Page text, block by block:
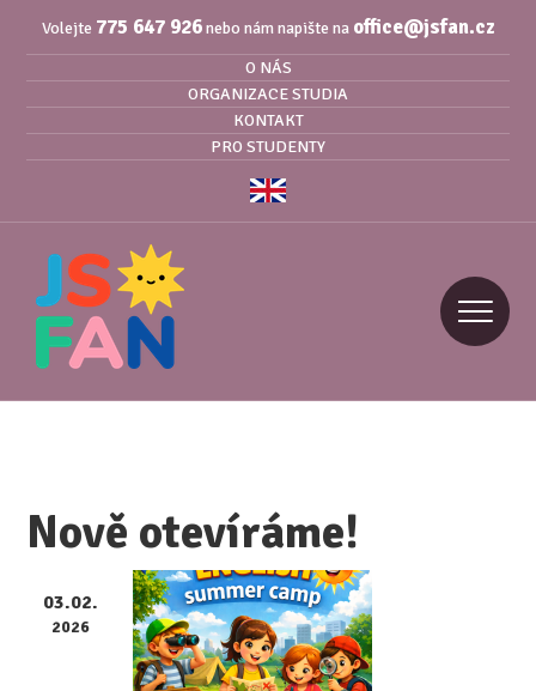
Volejte 775 647 926nebo nám napište na office@jsfan.cz
O NÁS
ORGANIZACE STUDIA
KONTAKT
PRO STUDENTY
Nově otevíráme!
03.02.
2026